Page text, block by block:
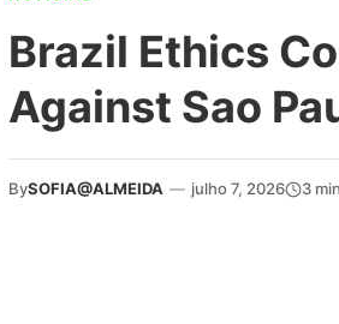
Brazil Ethics
Against Sao
BySOFIA@ALMEIDA — julho 7, 2026 3